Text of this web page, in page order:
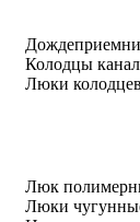
Колодцы
Люки колодцев
Люк
Люки